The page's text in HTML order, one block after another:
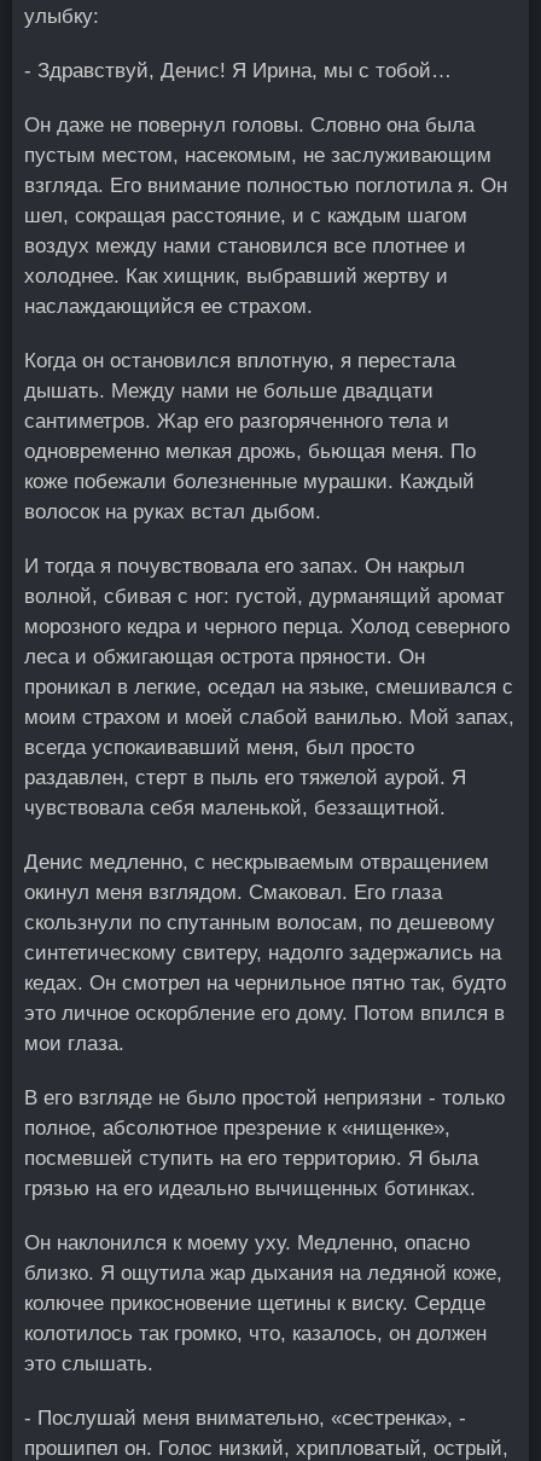
улыбку:
- Здравствуй, Денис! Я Ирина, мы с тобой…
Он даже не повернул головы. Словно она была
пустым местом, насекомым, не заслуживающим
взгляда. Его внимание полностью поглотила я. Он
шел, сокращая расстояние, и с каждым шагом
воздух между нами становился все плотнее и
холоднее. Как хищник, выбравший жертву и
наслаждающийся ее страхом.
Когда он остановился вплотную, я перестала
дышать. Между нами не больше двадцати
сантиметров. Жар его разгоряченного тела и
одновременно мелкая дрожь, бьющая меня. По
коже побежали болезненные мурашки. Каждый
волосок на руках встал дыбом.
И тогда я почувствовала его запах. Он накрыл
волной, сбивая с ног: густой, дурманящий аромат
морозного кедра и черного перца. Холод северного
леса и обжигающая острота пряности. Он
проникал в легкие, оседал на языке, смешивался с
моим страхом и моей слабой ванилью. Мой запах,
всегда успокаивавший меня, был просто
раздавлен, стерт в пыль его тяжелой аурой. Я
чувствовала себя маленькой, беззащитной.
Денис медленно, с нескрываемым отвращением
окинул меня взглядом. Смаковал. Его глаза
скользнули по спутанным волосам, по дешевому
синтетическому свитеру, надолго задержались на
кедах. Он смотрел на чернильное пятно так, будто
это личное оскорбление его дому. Потом впился в
мои глаза.
В его взгляде не было простой неприязни - только
полное, абсолютное презрение к «нищенке»,
посмевшей ступить на его территорию. Я была
грязью на его идеально вычищенных ботинках.
Он наклонился к моему уху. Медленно, опасно
близко. Я ощутила жар дыхания на ледяной коже,
колючее прикосновение щетины к виску. Сердце
колотилось так громко, что, казалось, он должен
это слышать.
- Послушай меня внимательно, «сестренка», -
прошипел он. Голос низкий, хрипловатый, острый,